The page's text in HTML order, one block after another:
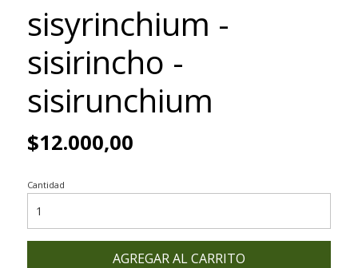
sisyrinchium -
sisirincho -
sisirunchium
$12.000,00
Cantidad
AGREGAR AL CARRITO